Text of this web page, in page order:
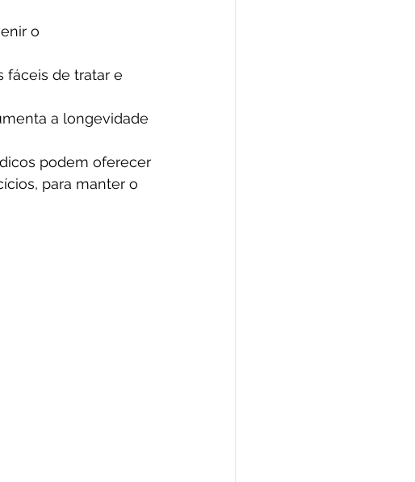
o
fáceis de tratar e
a longevidade
podem oferecer
para manter o